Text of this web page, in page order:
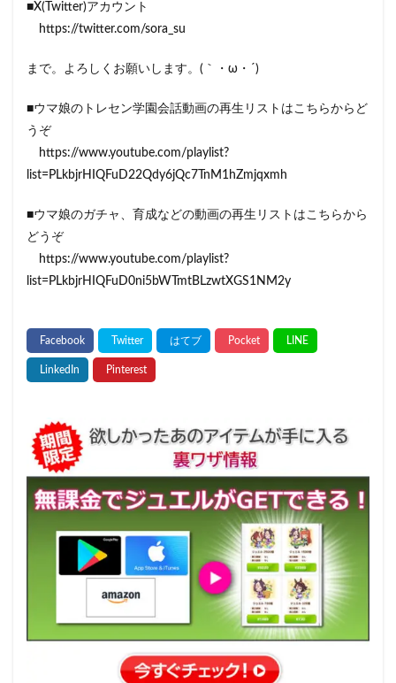
■X(Twitter)アカウント
https://twitter.com/sora_su
まで。よろしくお願いします。(｀・ω・´)
■ウマ娘のトレセン学園会話動画の再生リストはこちらからど
うぞ
https://www.youtube.com/playlist?
list=PLkbjrHIQFuD22Qdy6jQc7TnM1hZmjqxmh
■ウマ娘のガチャ、育成などの動画の再生リストはこちらから
どうぞ
https://www.youtube.com/playlist?
list=PLkbjrHIQFuD0ni5bWTmtBLzwtXGS1NM2y